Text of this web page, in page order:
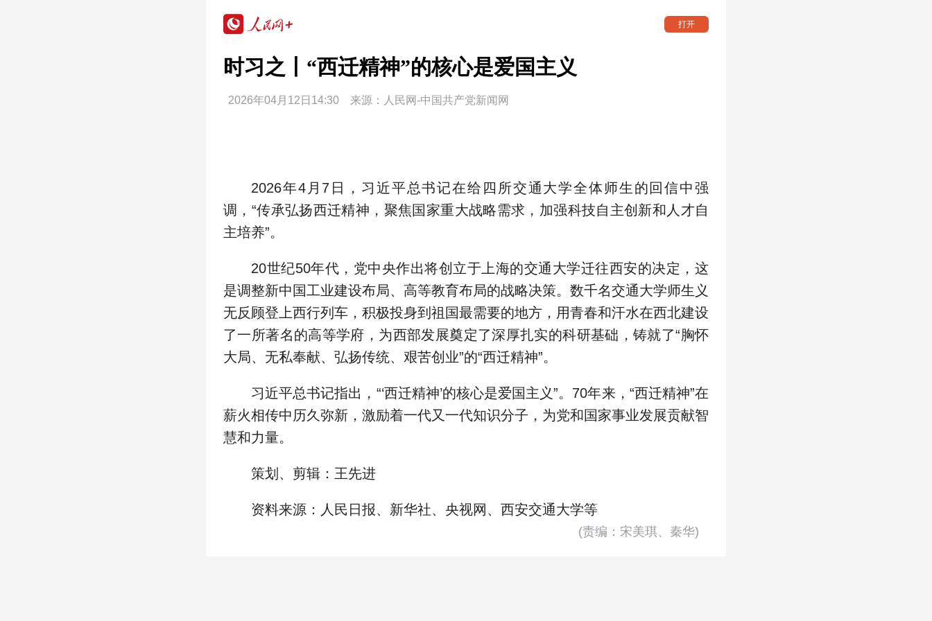
打开
时习之丨“西迁精神”的核心是爱国主义
2026年04月12日14:30 来源： 人民网-中国共产党新闻网
2026年4月7日，习近平总书记在给四所交通大学全体师生的回信中强
调，“传承弘扬西迁精神，聚焦国家重大战略需求，加强科技自主创新和人才自
主培养”。
20世纪50年代，党中央作出将创立于上海的交通大学迁往西安的决定，这
是调整新中国工业建设布局、高等教育布局的战略决策。数千名交通大学师生义
无反顾登上西行列车，积极投身到祖国最需要的地方，用青春和汗水在西北建设
了一所著名的高等学府，为西部发展奠定了深厚扎实的科研基础，铸就了“胸怀
大局、无私奉献、弘扬传统、艰苦创业”的“西迁精神”。
习近平总书记指出，“‘西迁精神’的核心是爱国主义”。70年来，“西迁精神”在
薪火相传中历久弥新，激励着一代又一代知识分子，为党和国家事业发展贡献智
慧和力量。
策划、剪辑：王先进
资料来源：人民日报、新华社、央视网、西安交通大学等
(责编：宋美琪、秦华)